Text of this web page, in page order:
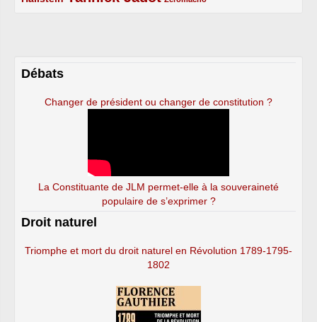
Débats
Changer de président ou changer de constitution ?
La Constituante de JLM permet-elle à la souveraineté
populaire de s’exprimer ?
Droit naturel
Triomphe et mort du droit naturel en Révolution 1789-1795-
1802